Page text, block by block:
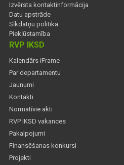
Izvērsta kontaktinformācija
Datu apstrāde
Sīkdatņu politika
Piekļūstamība
RVP IKSD
Kalendārs iFrame
Par departamentu
Jaunumi
Kontakti
Normatīvie akti
RVP IKSD vakances
Pakalpojumi
Finansēšanas konkursi
Projekti